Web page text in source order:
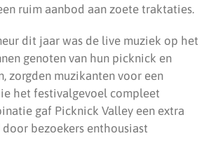
ruim aanbod aan zoete traktaties.
dit jaar was de live muziek op het
genoten van hun picknick en
zorgden muzikanten voor een
het festivalgevoel compleet
gaf Picknick Valley een extra
bezoekers enthousiast